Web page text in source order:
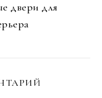
двери для